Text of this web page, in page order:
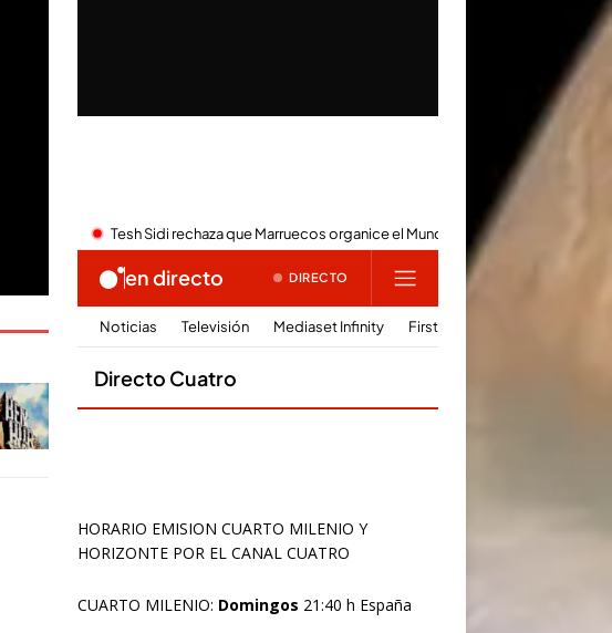
HORARIO EMISION CUARTO MILENIO Y
HORIZONTE POR EL CANAL CUATRO
CUARTO MILENIO: Domingos 21:40 h España